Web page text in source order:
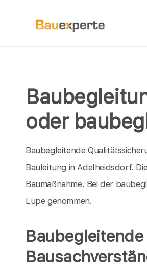
oder
Baubegleitende
Bauleitung in Adelheidsdorf.
Baumaßnahme. Bei der
Lupe genommen.